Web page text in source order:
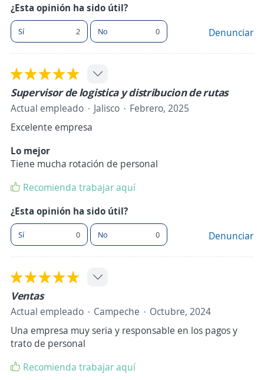
¿Esta opinión ha sido útil?
Sí 2 No 0 Denunciar
Supervisor de logistica y distribucion de rutas
Actual empleado Jalisco
Febrero, 2025
Excelente empresa
Lo mejor
Tiene mucha rotación de personal
Recomienda trabajar aquí
¿Esta opinión ha sido útil?
Sí 0 No 0 Denunciar
Ventas
Actual empleado Campeche
Octubre, 2024
Una empresa muy seria y responsable en los pagos y
trato de personal
Recomienda trabajar aquí